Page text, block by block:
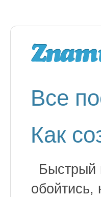
Все
Как
Быстрый